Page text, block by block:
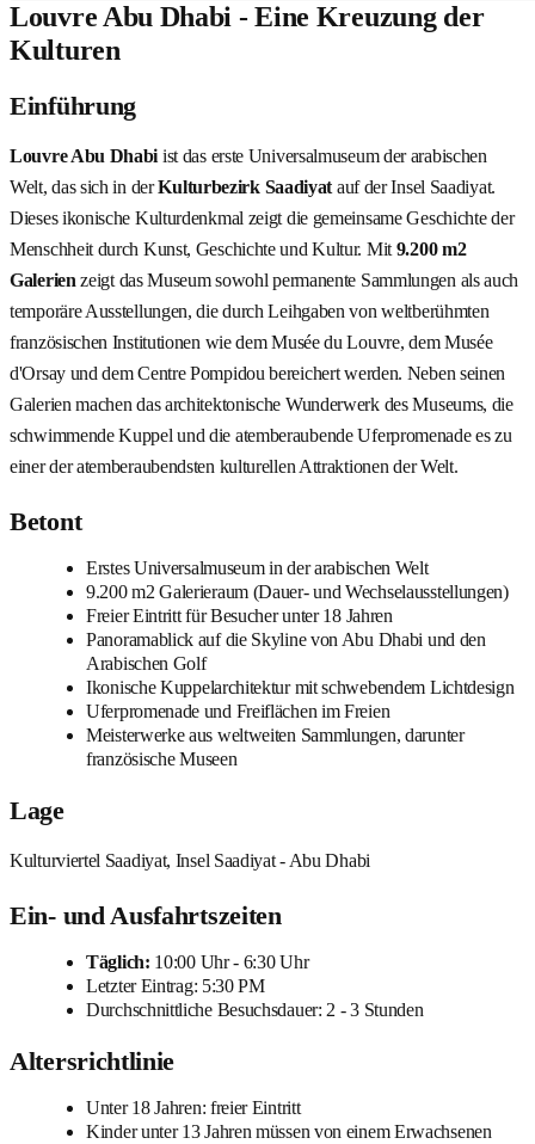
Louvre Abu Dhabi - Eine Kreuzung der
Kulturen
Einführung
Louvre Abu Dhabiist das erste Universalmuseum der arabischen
Welt, das sich in derKulturbezirk Saadiyatauf der Insel Saadiyat.
Dieses ikonische Kulturdenkmal zeigt die gemeinsame Geschichte der
Menschheit durch Kunst, Geschichte und Kultur. Mit9.200 m2
Galerienzeigt das Museum sowohl permanente Sammlungen als auch
temporäre Ausstellungen, die durch Leihgaben von weltberühmten
französischen Institutionen wie dem Musée du Louvre, dem Musée
d'Orsay und dem Centre Pompidou bereichert werden. Neben seinen
Galerien machen das architektonische Wunderwerk des Museums, die
schwimmende Kuppel und die atemberaubende Uferpromenade es zu
einer der atemberaubendsten kulturellen Attraktionen der Welt.
Betont
Erstes Universalmuseum in der arabischen Welt
9.200 m2 Galerieraum (Dauer- und Wechselausstellungen)
Freier Eintritt für Besucher unter 18 Jahren
Panoramablick auf die Skyline von Abu Dhabi und den
Arabischen Golf
Ikonische Kuppelarchitektur mit schwebendem Lichtdesign
Uferpromenade und Freiflächen im Freien
Meisterwerke aus weltweiten Sammlungen, darunter
französische Museen
Lage
Kulturviertel Saadiyat, Insel Saadiyat - Abu Dhabi
Ein- und Ausfahrtszeiten
Täglich: 10:00 Uhr - 6:30 Uhr
Letzter Eintrag: 5:30 PM
Durchschnittliche Besuchsdauer: 2 - 3 Stunden
Altersrichtlinie
Unter 18 Jahren: freier Eintritt
Kinder unter 13 Jahren müssen von einem Erwachsenen